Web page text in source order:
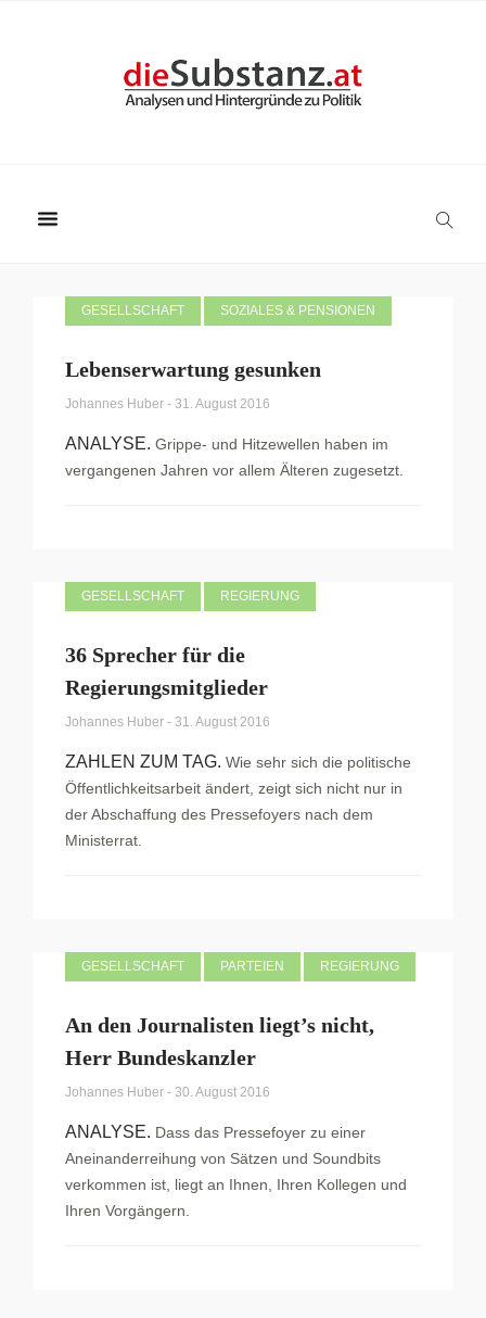
GESELLSCHAFT SOZIALES & PENSIONEN
Lebenserwartung gesunken
Johannes Huber - 31. August 2016
ANALYSE. Grippe- und Hitzewellen haben im
vergangenen Jahren vor allem Älteren zugesetzt.
GESELLSCHAFT REGIERUNG
36 Sprecher für die
Regierungsmitglieder
Johannes Huber - 31. August 2016
ZAHLEN ZUM TAG. Wie sehr sich die politische
Öffentlichkeitsarbeit ändert, zeigt sich nicht nur in
der Abschaffung des Pressefoyers nach dem
Ministerrat.
GESELLSCHAFT PARTEIEN REGIERUNG
An den Journalisten liegt’s nicht,
Herr Bundeskanzler
Johannes Huber - 30. August 2016
ANALYSE. Dass das Pressefoyer zu einer
Aneinanderreihung von Sätzen und Soundbits
verkommen ist, liegt an Ihnen, Ihren Kollegen und
Ihren Vorgängern.